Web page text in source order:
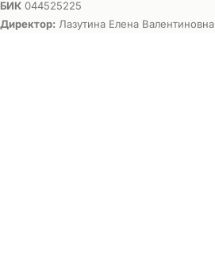
БИК 044525225
Директор: Лазутина Елена Валентиновна